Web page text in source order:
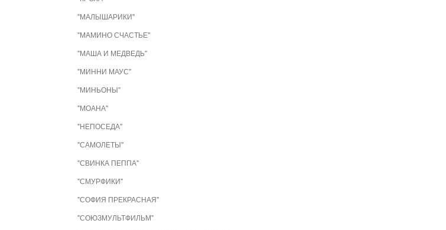
"МАЛЫШАРИКИ"
"МАМИНО СЧАСТЬЕ"
"МАША И МЕДВЕДЬ"
"МИННИ МАУС"
"МИНЬОНЫ"
"МОАНА"
"НЕПОСЕДА"
"САМОЛЕТЫ"
"СВИНКА ПЕППА"
"СМУРФИКИ"
"СОФИЯ ПРЕКРАСНАЯ"
"СОЮЗМУЛЬТФИЛЬМ"